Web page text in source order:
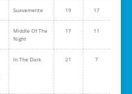
Suavemente 19 17
Middle Of The
Night
17 11
In The Dark 21 7